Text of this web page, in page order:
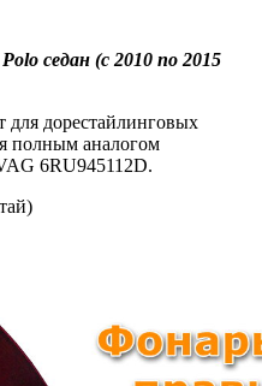
седан (с 2010 по 2015
дорестайлинговых
полным аналогом
6RU945112D.